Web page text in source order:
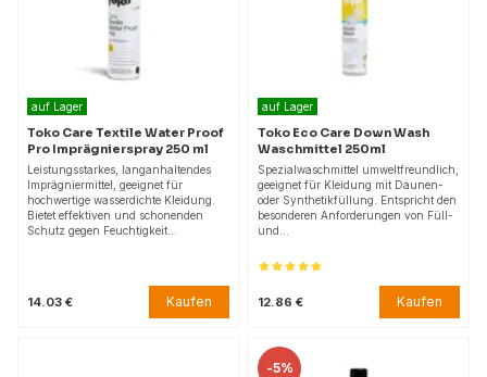
auf Lager
Toko Care Textile Water Proof
Pro Imprägnierspray 250 ml
Leistungsstarkes, langanhaltendes
Imprägniermittel, geeignet für
hochwertige wasserdichte Kleidung.
Bietet effektiven und schonenden
Schutz gegen Feuchtigkeit…
14.03 € Kaufen
auf Lager
Toko Eco Care Down Wash
Waschmittel 250ml
Spezialwaschmittel umweltfreundlich,
geeignet für Kleidung mit Daunen-
oder Synthetikfüllung. Entspricht den
besonderen Anforderungen von Füll-
und…
12.86 € Kaufen
-5%